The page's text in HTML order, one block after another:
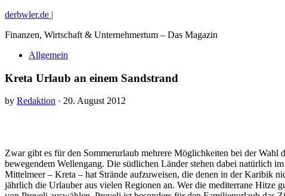
derbwler.de |
Finanzen, Wirtschaft & Unternehmertum – Das Magazin
Allgemein
Kreta Urlaub an einem Sandstrand
by Redaktion · 20. August 2012
Zwar gibt es für den Sommerurlaub mehrere Möglichkeiten bei der Wahl
bewegendem Wellengang. Die südlichen Länder stehen dabei natürlich
Mittelmeer – Kreta – hat Strände aufzuweisen, die denen in der Karibik
jährlich die Urlauber aus vielen Regionen an. Wer die mediterrane Hitze